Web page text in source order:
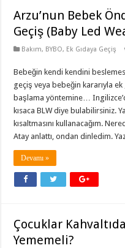
Arzu’nun Bebek
Geçiş (Baby Led
Bakım, BYBO, Ek Gıdaya Geçiş
Bebeğin kendi kendini
geçiş veya bebeğin kararıyla
başlama yöntemine…
kısaca BLW diye bulabilirsiniz.
kısaltmasını kullanacağım.
Atay anlattı, ondan dinledim.
Devamı »
Çocuklar
Yememeli?